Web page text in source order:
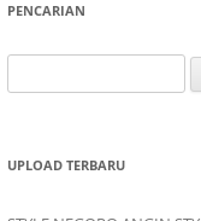
PENCARIAN
untuk:
UPLOAD TERBARU